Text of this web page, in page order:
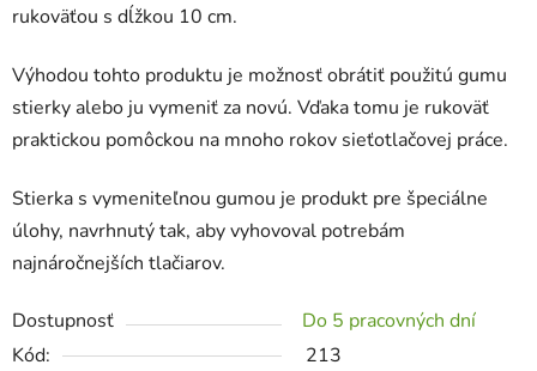
rukoväťou s dĺžkou 10 cm.
Výhodou tohto produktu je možnosť obrátiť použitú gumu
stierky alebo ju vymeniť za novú. Vďaka tomu je rukoväť
praktickou pomôckou na mnoho rokov sieťotlačovej práce.
Stierka s vymeniteľnou gumou je produkt pre špeciálne
úlohy, navrhnutý tak, aby vyhovoval potrebám
najnáročnejších tlačiarov.
Dostupnosť
Do 5 pracovných dní
Kód:
213